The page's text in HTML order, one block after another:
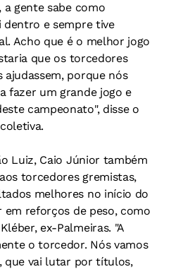
a gente sabe como
dentro e sempre tive
Acho que é o melhor jogo
que os torcedores
ajudassem, porque nós
fazer um grande jogo e
campeonato", disse o
Luiz, Caio Júnior também
torcedores gremistas,
melhores no início do
em reforços de peso, como
ex-Palmeiras. "A
o torcedor. Nós vamos
vai lutar por títulos,